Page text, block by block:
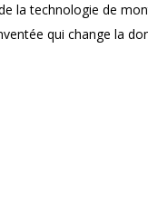
la technologie de
qui change la